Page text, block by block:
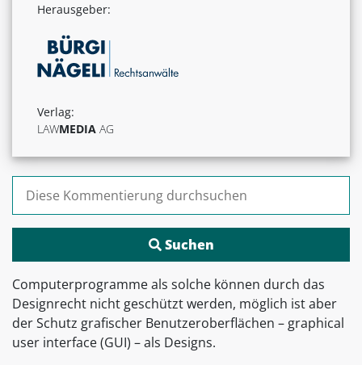
Herausgeber:
Verlag:
LAWMEDIA AG
Suchen nach:
Computerprogramme als solche können durch das
Designrecht nicht geschützt werden, möglich ist aber
der Schutz grafischer Benutzeroberflächen – graphical
user interface (GUI) – als Designs.